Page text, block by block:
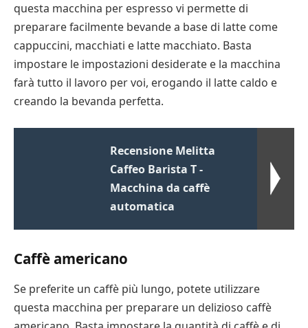
questa macchina per espresso vi permette di
preparare facilmente bevande a base di latte come
cappuccini, macchiati e latte macchiato. Basta
impostare le impostazioni desiderate e la macchina
farà tutto il lavoro per voi, erogando il latte caldo e
creando la bevanda perfetta.
Recensione Melitta
Caffeo Barista T -
Macchina da caffè
automatica
Caffè americano
Se preferite un caffè più lungo, potete utilizzare
questa macchina per preparare un delizioso caffè